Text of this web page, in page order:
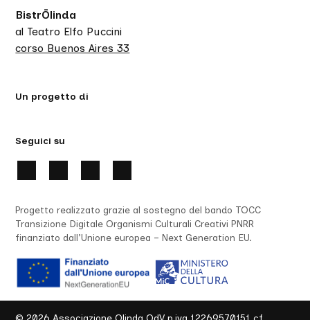
BistrŌlinda
al Teatro Elfo Puccini
corso Buenos Aires 33
Un progetto di
Seguici su
Progetto realizzato grazie al sostegno del bando TOCC
Transizione Digitale Organismi Culturali Creativi PNRR
finanziato dall’Unione europea – Next Generation EU.